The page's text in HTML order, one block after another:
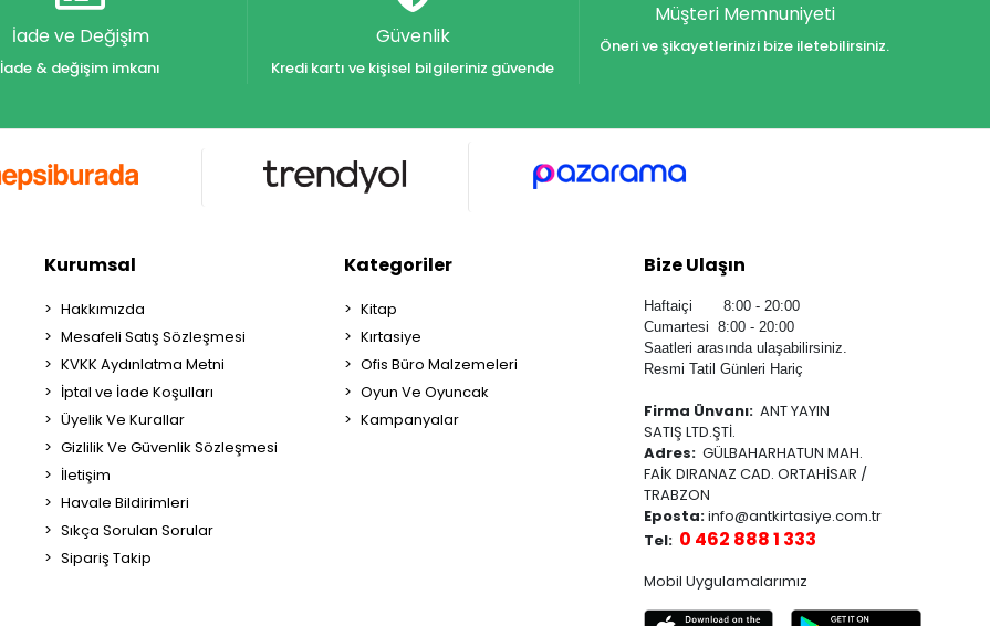
İade ve Değişim
İade & değişim imkanı
Güvenlik
Kredi kartı ve kişisel bilgileriniz güvende
Müşteri Memnuniyeti
Öneri ve şikayetlerinizi bize iletebilirsiniz.
Kurumsal
Hakkımızda
Mesafeli Satış Sözleşmesi
KVKK Aydınlatma Metni
İptal ve İade Koşulları
Üyelik Ve Kurallar
Gizlilik Ve Güvenlik Sözleşmesi
İletişim
Havale Bildirimleri
Sıkça Sorulan Sorular
Sipariş Takip
Kategoriler
Kitap
Kırtasiye
Ofis Büro Malzemeleri
Oyun Ve Oyuncak
Kampanyalar
Bize Ulaşın
Haftaiçi 8:00 - 20:00
Cumartesi 8:00 - 20:00
Saatleri arasında ulaşabilirsiniz.
Resmi Tatil Günleri Hariç
Firma Ünvanı: ANT YAYIN
SATIŞ LTD.ŞTİ.
Adres: GÜLBAHARHATUN MAH.
FAİK DIRANAZ CAD. ORTAHİSAR /
TRABZON
Eposta:info@antkirtasiye.com.tr
Tel: 0 462 888 1 333
Mobil Uygulamalarımız